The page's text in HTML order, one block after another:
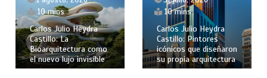
10 mins
Carlos Julio Heydra
Castillo: La
Bioarquitectura como
el nuevo lujo invisible
10 mins
Carlos Julio Heydra
Castillo: Pintores
icónicos que diseñaron
su propia arquitectura